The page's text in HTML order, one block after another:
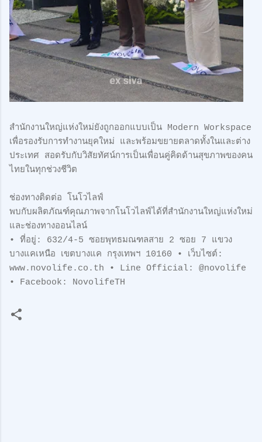
สำนักงานใหญ่แห่งใหม่ยังถูกออกแบบเป็น Modern Workspace
เพื่อรองรับการทำงานยุคใหม่ และพร้อมขยายตลาดทั้งในและต่าง
ประเทศ สอดรับกับวิสัยทัศน์การเป็นเพื่อนคู่คิดด้านสุขภาพของคน
ไทยในทุกช่วงชีวิต
ช่องทางติดต่อ โนโวไลฟ์
พบกับผลิตภัณฑ์คุณภาพจากโนโวไลฟ์ได้ที่สำนักงานใหญ่แห่งใหม่
และช่องทางออนไลน์
• ที่อยู่: 632/4-5 ซอยพุทธมณฑลสาย 2 ซอย 7 แขวง
บางแคเหนือ เขตบางแค กรุงเทพฯ 10160 • เว็บไซต์:
www.novolife.co.th • Line Official: @novolife
• Facebook: NovolifeTH